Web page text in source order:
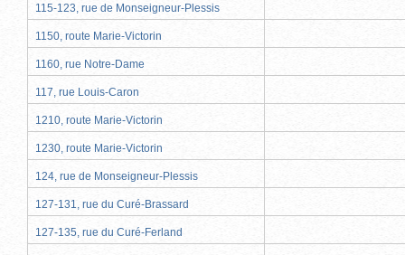
115-123, rue de Monseigneur-Plessis
1150, route Marie-Victorin
1160, rue Notre-Dame
117, rue Louis-Caron
1210, route Marie-Victorin
1230, route Marie-Victorin
124, rue de Monseigneur-Plessis
127-131, rue du Curé-Brassard
127-135, rue du Curé-Ferland